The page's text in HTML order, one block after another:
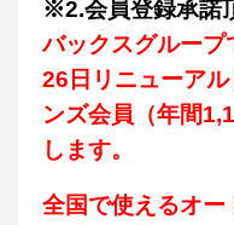
※2.会員登録承諾
バックスグループ
26日リニューア
ンズ会員（年間
します。
全国で使えるオー